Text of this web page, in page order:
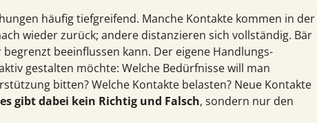
häufig tiefgreifend. Manche Kontakte kommen in der
wieder zurück; andere distanzieren sich vollständig. Bär
beeinflussen kann. Der eigene Handlungs­
gestalten möchte: Welche Bedürfnisse will man
bitten? Welche Kontakte belasten? Neue Kontakte
es gibt dabei kein Richtig und Falsch, sondern nur den